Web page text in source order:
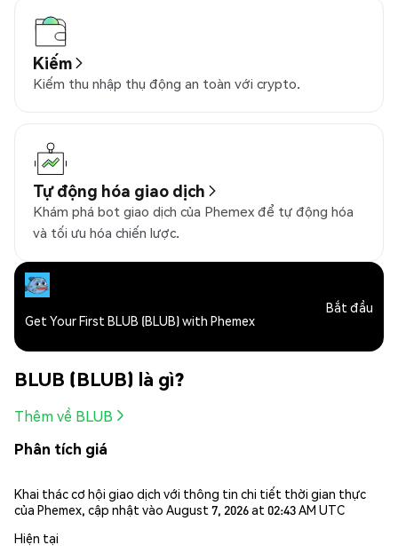
Kiếm
Kiếm thu nhập thụ động an toàn với crypto.
Tự động hóa giao dịch
Khám phá bot giao dịch của Phemex để tự động hóa
và tối ưu hóa chiến lược.
Get Your First BLUB (BLUB) with Phemex
Bắt đầu
BLUB (BLUB) là gì?
Thêm về BLUB
Phân tích giá
Khai thác cơ hội giao dịch với thông tin chi tiết thời gian thực
của Phemex, cập nhật vào August 7, 2026 at 02:43 AM UTC
Hiện tại